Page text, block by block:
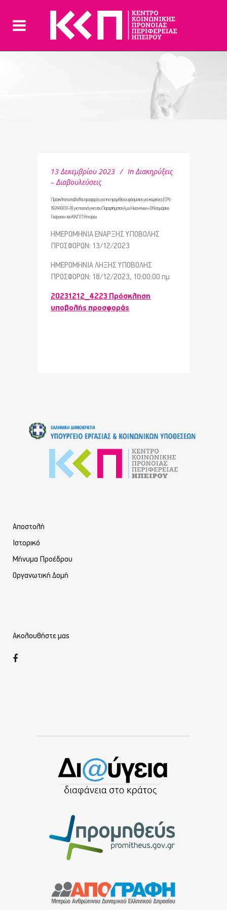
13 Δεκεμβρίου 2023 In Διακηρύξεις
– Διαβουλεύσεις
Πρόσκληση υποβολής προσφοράς για την προμήθεια υφάσματος για κουρτίνες (CPV:
19244000-8) για τις ανάγκες του Παραρτήματος ΑμεΑ Ιωαννίνων «Ο Νεομάρτυς
Γεώργιος» του Κ.Κ.Π.Π Ηπείρου.
ΗΜΕΡΟΜΗΝΙΑ ΕΝΑΡΞΗΣ ΥΠΟΒΟΛΗΣ
ΠΡΟΣΦΟΡΩΝ: 13/12/2023
ΗΜΕΡΟΜΗΝΙΑ ΛΗΞΗΣ ΥΠΟΒΟΛΗΣ
ΠΡΟΣΦΟΡΩΝ: 18/12/2023, 10:00:00 πμ
20231212_4223 Πρόσκληση
υποβολής προσφοράς
Αποστολή
Ιστορικό
Μήνυμα Προέδρου
Οργανωτική Δομή
Ακολουθήστε μας